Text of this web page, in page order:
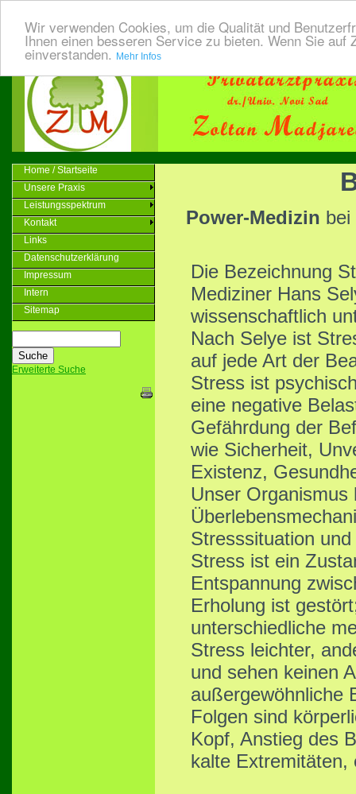
Wir verwenden Cookies, um die Qualität und
Ihnen einen besseren Service zu bieten. Wenn Sie
einverstanden. Mehr Infos
Home / Startseite
Unsere Praxis
Leistungsspektrum
Kontakt
Links
Datenschutzerklärung
Impressum
Intern
Sitemap
Erweiterte Suche
Power-Medizin
Die Bezeichnung
Mediziner Hans
wissenschaftlich
Nach Selye ist
auf jede Art der
Stress ist
eine negative
Gefährdung der
wie Sicherheit,
Existenz,
Unser Organismus
Stresssituation
Stress ist ein
Entspannung
Erholung ist
unterschiedliche
Stress leichter,
und sehen keinen
außergewöhnliche
Folgen sind
Kopf, Anstieg des
kalte Extremitäten,